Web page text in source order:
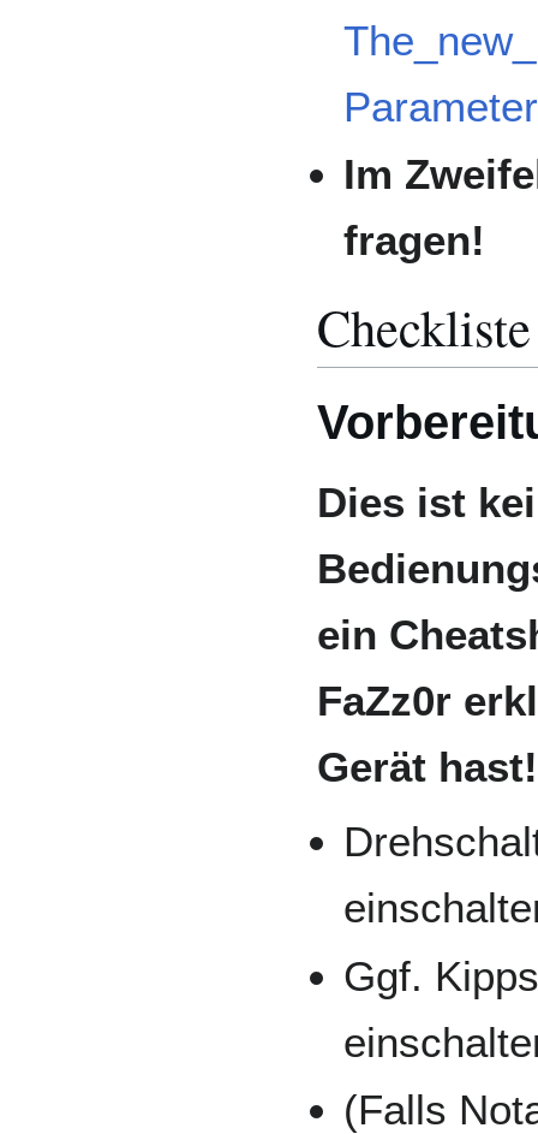
Parameter
Im
fragen!
Checkliste
Dies ist
ein
FaZz0r
Gerät hast!
Ggf.
(Falls